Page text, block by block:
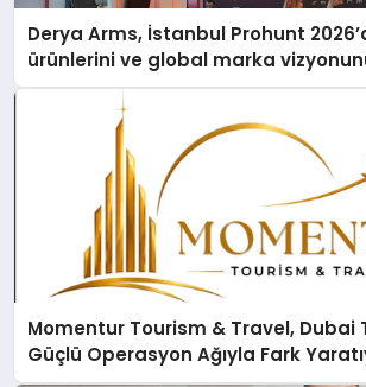
Derya Arms, İstanbul Prohunt
ürünlerini ve global marka
Momentur Tourism & Travel, Dubai
Güçlü Operasyon Ağıyla Fark